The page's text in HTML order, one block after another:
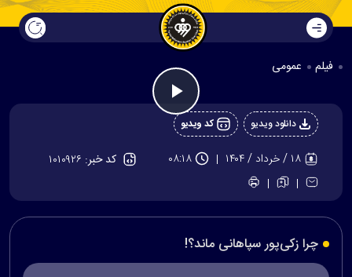
فیلم عمومی
Play
کد ویدیو دانلود ویدیو
کد خبر: ۱۰۱۰۹۲۶
چرا زکی‌پور سپاهانی ماند؟!